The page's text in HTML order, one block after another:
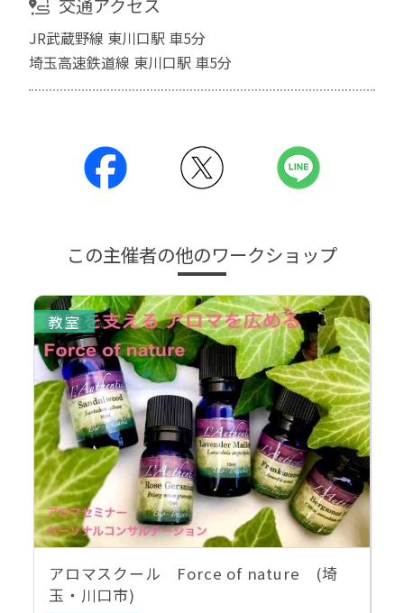
JR武蔵野線 東川口駅 車5分
埼玉高速鉄道線 東川口駅 車5分
この主催者の他のワークショップ
教室
アロマスクール Force of nature (埼
玉・川口市)